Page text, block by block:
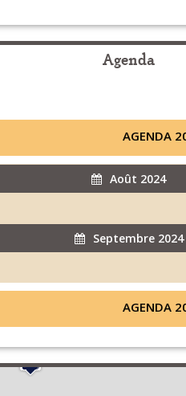
Agenda
AGENDA
Août 2024
Septembre 2024
AGENDA